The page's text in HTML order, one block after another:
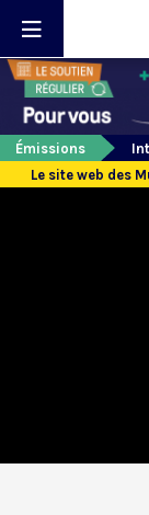
Émissions
Le site web des